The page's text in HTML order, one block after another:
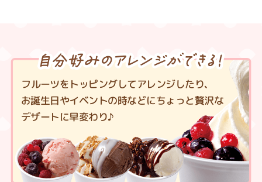
フルーツをトッピングしてアレンジしたり、
お誕生日やイベントの時などにちょっと贅沢な
デザートに早変わり♪